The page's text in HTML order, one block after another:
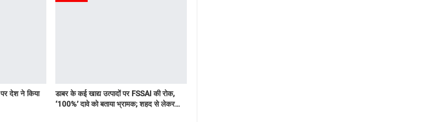
पर देश ने किया
डाबर के कई खाद्य उत्पादों पर FSSAI की रोक,
‘100%’ दावे को बताया भ्रामक; शहद से लेकर…